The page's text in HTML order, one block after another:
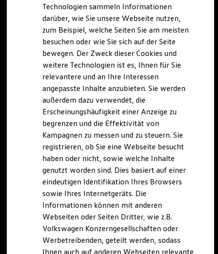
Nachhaltigkeit
Technologie
Kosten und Kauf
Verbrauchskosten
Kaufoptionen
E-Auto-Förderung
Software und Konnektivität
Die ID. Software 6
ID. Software Versionen und Updates
Digitale Extras
Schnittstellen zu Ihrem ID.
Marke und Erlebnis
Volkswagen R und R Experience
R-Modelle
R Experience
Driving Experience
Volkswagen entdecken
Werkbesichtigung
Lifestyle Shop
T-Roc Kollektion
Golf Kollektion
Volkswagen Kollektion
R-Kollektion
GTI Kollektion
Fußball Drop
Technologien sammeln Informationen
darüber, wie Sie unsere Webseite nutzen,
zum Beispiel, welche Seiten Sie am meisten
besuchen oder wie Sie sich auf der Seite
bewegen. Der Zweck dieser Cookies und
weitere Technologien ist es, Ihnen für Sie
relevantere und an Ihre Interessen
angepasste Inhalte anzubieten. Sie werden
außerdem dazu verwendet, die
Erscheinungshäufigkeit einer Anzeige zu
begrenzen und die Effektivität von
Kampagnen zu messen und zu steuern. Sie
registrieren, ob Sie eine Webseite besucht
haben oder nicht, sowie welche Inhalte
genutzt worden sind. Dies basiert auf einer
eindeutigen Identifikation Ihres Browsers
sowie Ihres Internetgeräts. Die
Informationen können mit anderen
Webseiten oder Seiten Dritter, wie z.B.
Volkswagen Konzerngesellschaften oder
Werbetreibenden, geteilt werden, sodass
Ihnen auch auf anderen Webseiten relevante